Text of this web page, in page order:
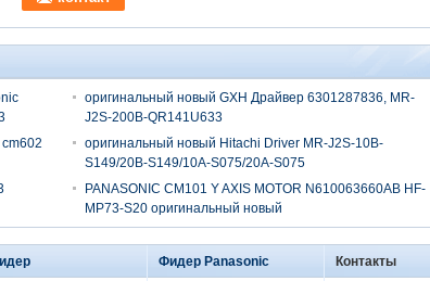
оригинальный новый GXH Драйвер 6301287836, MR-
J2S-200B-QR141U633
оригинальный новый Hitachi Driver MR-J2S-10B-
S149/20B-S149/10A-S075/20A-S075
PANASONIC CM101 Y AXIS MOTOR N610063660AB HF-
MP73-S20 оригинальный новый
Фидер Panasonic Контакты